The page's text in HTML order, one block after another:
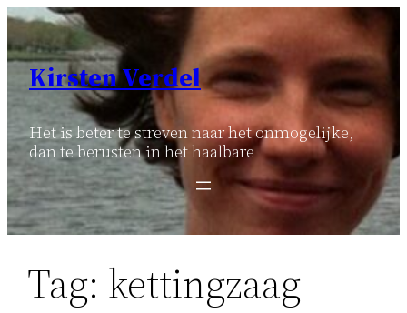
Ga
naar
inhoud
Kirsten Verdel
Het is beter te streven naar het onmogelijke,
dan te berusten in het haalbare
Tag: kettingzaag